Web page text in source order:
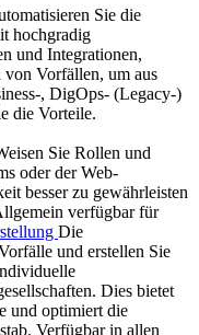
Sie die
hochgradig
und Integrationen,
von Vorfällen, um aus
, DigOps- (Legacy-)
die Vorteile.
Sie Rollen und
oder der Web-
besser zu gewährleisten
verfügbar für
Die
und erstellen Sie
Dies bietet
und optimiert die
Verfügbar in allen